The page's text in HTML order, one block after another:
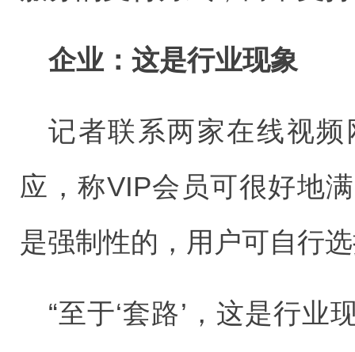
企业：这是行业现象
记者联系两家在线视
应，称VIP会员可很好地
是强制性的，用户可自行
“至于‘套路’，这是行